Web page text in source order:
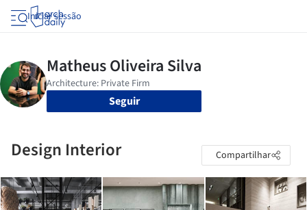
Iniciar sessão
Seguir
Design Interior Compartilhar